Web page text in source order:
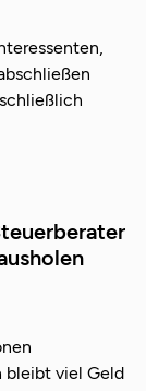
bleibt viel Geld